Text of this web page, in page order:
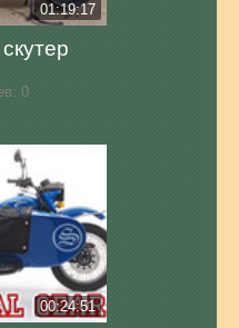
01:19:17
0
00:24:51